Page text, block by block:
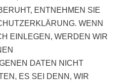
ENTNEHMEN SIE
WENN
EINLEGEN, WERDEN WIR
DATEN NICHT
ES SEI DENN, WIR